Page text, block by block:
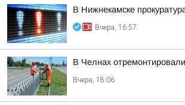
В Нижнекамске
Вчера, 16:57
В Челнах
Вчера, 18:06